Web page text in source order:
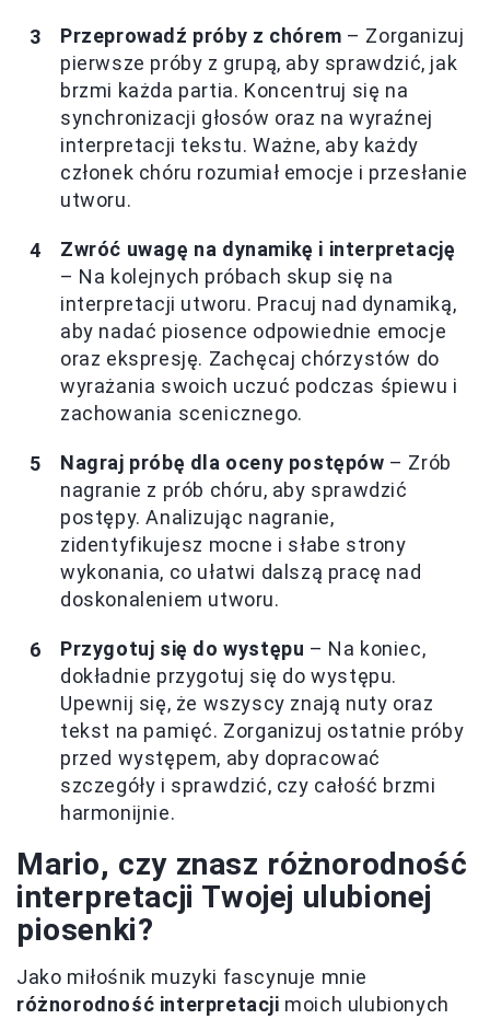
Przeprowadź próby z chórem – Zorganizuj
pierwsze próby z grupą, aby sprawdzić, jak
brzmi każda partia. Koncentruj się na
synchronizacji głosów oraz na wyraźnej
interpretacji tekstu. Ważne, aby każdy
członek chóru rozumiał emocje i przesłanie
utworu.
Zwróć uwagę na dynamikę i interpretację
– Na kolejnych próbach skup się na
interpretacji utworu. Pracuj nad dynamiką,
aby nadać piosence odpowiednie emocje
oraz ekspresję. Zachęcaj chórzystów do
wyrażania swoich uczuć podczas śpiewu i
zachowania scenicznego.
Nagraj próbę dla oceny postępów – Zrób
nagranie z prób chóru, aby sprawdzić
postępy. Analizując nagranie,
zidentyfikujesz mocne i słabe strony
wykonania, co ułatwi dalszą pracę nad
doskonaleniem utworu.
Przygotuj się do występu – Na koniec,
dokładnie przygotuj się do występu.
Upewnij się, że wszyscy znają nuty oraz
tekst na pamięć. Zorganizuj ostatnie próby
przed występem, aby dopracować
szczegóły i sprawdzić, czy całość brzmi
harmonijnie.
Mario, czy znasz różnorodność
interpretacji Twojej ulubionej
piosenki?
Jako miłośnik muzyki fascynuje mnie
różnorodność interpretacji moich ulubionych